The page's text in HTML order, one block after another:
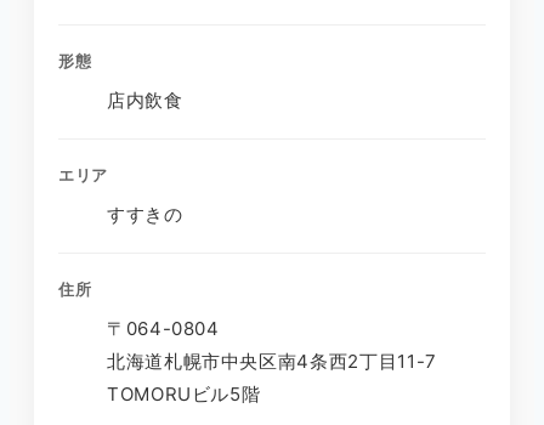
形態
店内飲食
エリア
すすきの
住所
〒064-0804
北海道札幌市中央区南4条西2丁目11-7
TOMORUビル5階